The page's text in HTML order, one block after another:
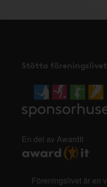
Stötta föreningslivet
En del av AwardIt
Föreningslivet är en